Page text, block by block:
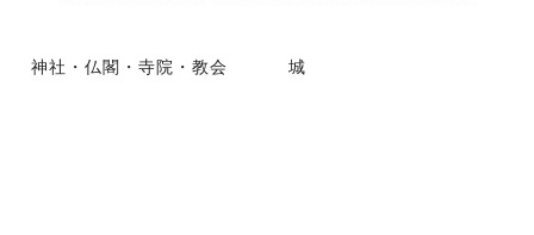
神社・仏閣・寺院・教会 城